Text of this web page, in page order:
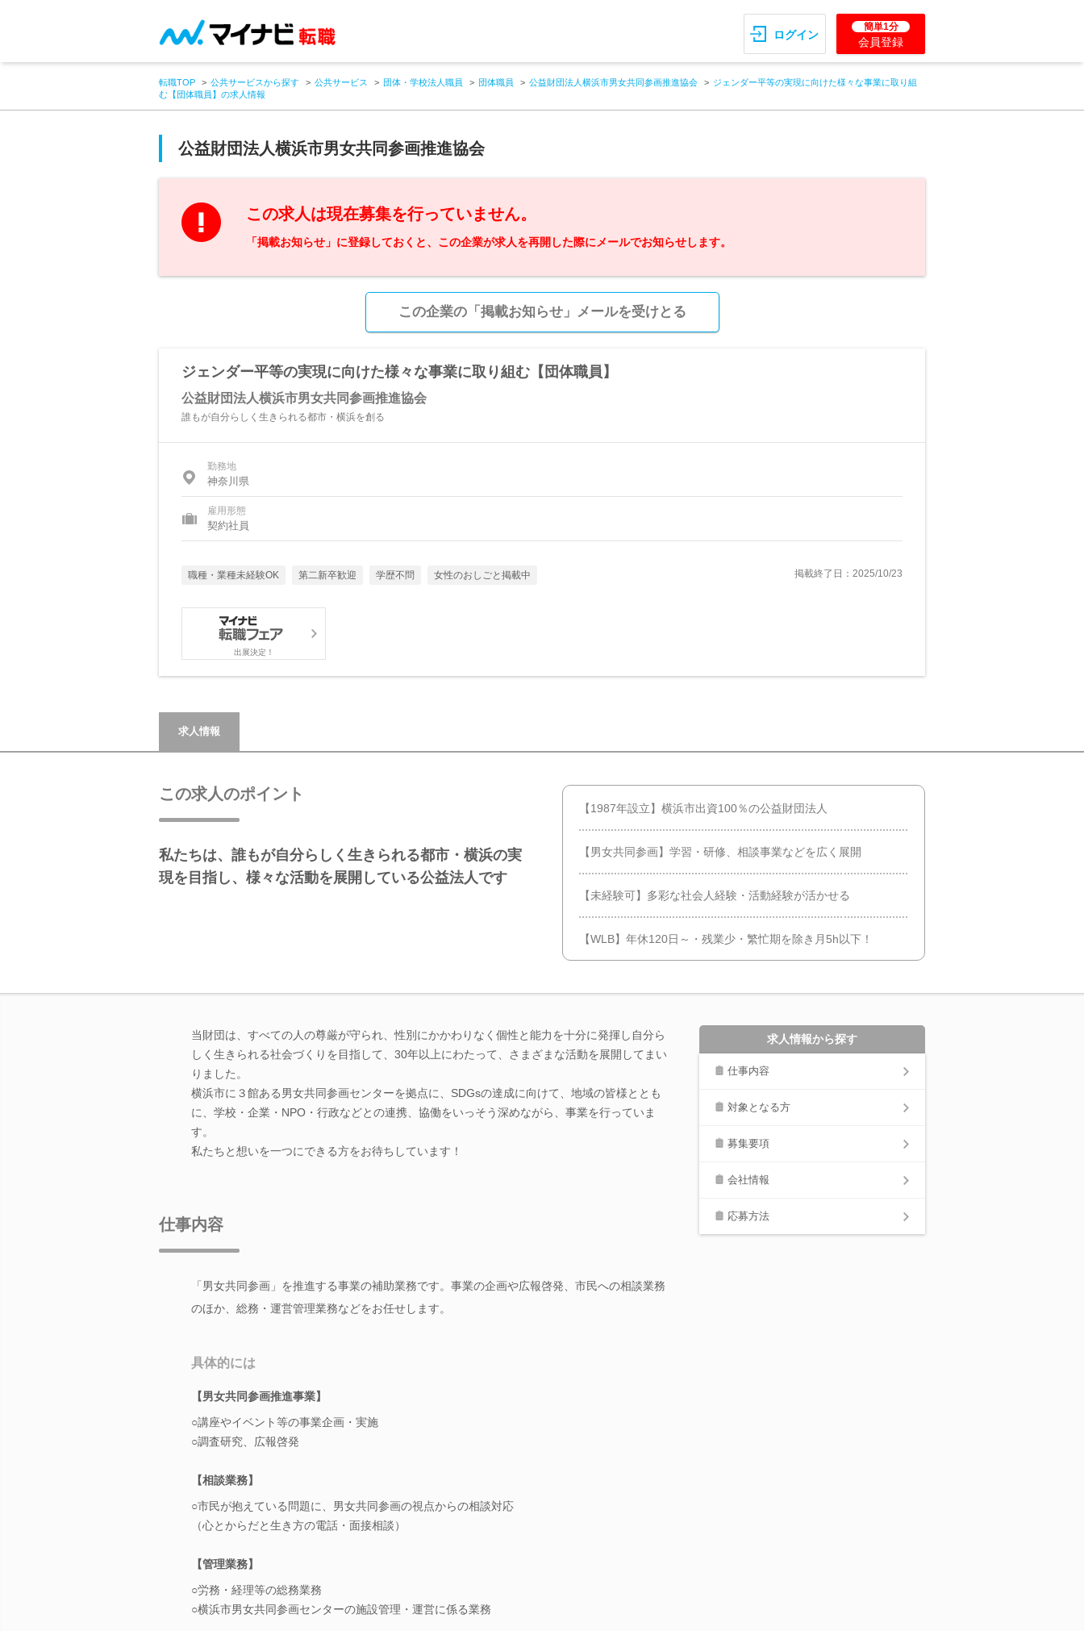
ログイン
簡単1分
会員登録
転職TOP 公共サービスから探す 公共サービス 団体・学校法人職員 団体職員 公益財団法人横浜市男女共同参画推進協会
ジェンダー平等の実現に向けた様々な事業に取り組
む【団体職員】の求人情報
公益財団法人横浜市男女共同参画推進協会
この求人は現在募集を行っていません。
「掲載お知らせ」に登録しておくと、この企業が求人を再開した際にメールでお知らせします。
この企業の「掲載お知らせ」メールを受けとる
ジェンダー平等の実現に向けた様々な事業に取り組む【団体職員】
公益財団法人横浜市男女共同参画推進協会
誰もが自分らしく生きられる都市・横浜を創る
勤務地
神奈川県
雇用形態
契約社員
職種・業種未経験OK 第二新卒歓迎 学歴不問 女性のおしごと掲載中 掲載終了日：2025/10/23
出展決定！
求人情報
この求人のポイント
私たちは、誰もが自分らしく生きられる都市・横浜の実
現を目指し、様々な活動を展開している公益法人です
【1987年設立】横浜市出資100％の公益財団法人
【男女共同参画】学習・研修、相談事業などを広く展開
【未経験可】多彩な社会人経験・活動経験が活かせる
【WLB】年休120日～・残業少・繁忙期を除き月5h以下！
当財団は、すべての人の尊厳が守られ、性別にかかわりなく個性と能力を十分に発揮し自分ら
しく生きられる社会づくりを目指して、30年以上にわたって、さまざまな活動を展開してまい
りました。
横浜市に３館ある男女共同参画センターを拠点に、SDGsの達成に向けて、地域の皆様ととも
に、学校・企業・NPO・行政などとの連携、協働をいっそう深めながら、事業を行っていま
す。
私たちと想いを一つにできる方をお待ちしています！
仕事内容
「男女共同参画」を推進する事業の補助業務です。事業の企画や広報啓発、市民への相談業務
のほか、総務・運営管理業務などをお任せします。
具体的には
【男女共同参画推進事業】
○講座やイベント等の事業企画・実施
○調査研究、広報啓発
【相談業務】
○市民が抱えている問題に、男女共同参画の視点からの相談対応
（心とからだと生き方の電話・面接相談）
【管理業務】
○労務・経理等の総務業務
○横浜市男女共同参画センターの施設管理・運営に係る業務
求人情報から探す
仕事内容
対象となる方
募集要項
会社情報
応募方法